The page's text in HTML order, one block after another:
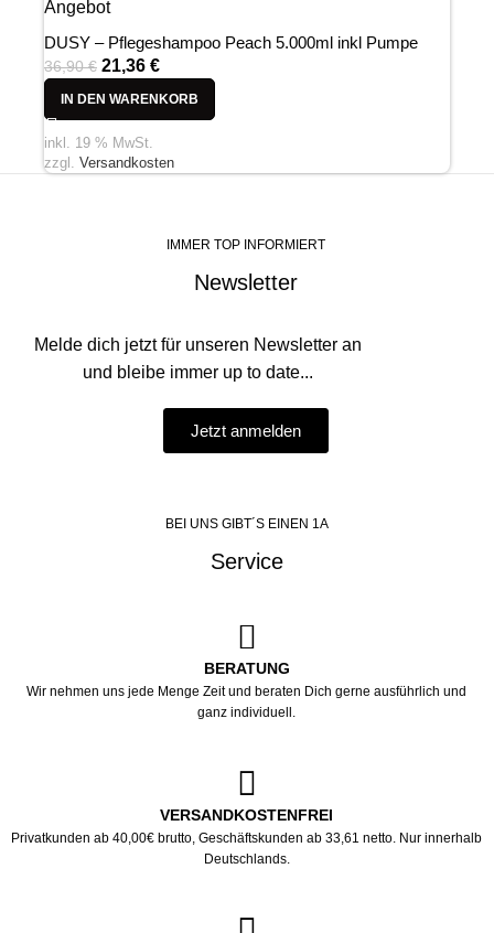
Angebot
DUSY – Pflegeshampoo Peach 5.000ml inkl Pumpe
36,90€ 21,36 €
IN DEN WARENKORB
inkl. 19 % MwSt.
zzgl. Versandkosten
IMMER TOP INFORMIERT
Newsletter
Melde dich jetzt für unseren Newsletter an
und bleibe immer up to date...
Jetzt anmelden
BEI UNS GIBT´S EINEN 1A
Service
BERATUNG
Wir nehmen uns jede Menge Zeit und beraten Dich gerne ausführlich und
ganz individuell.
VERSANDKOSTENFREI
Privatkunden ab 40,00€ brutto, Geschäftskunden ab 33,61 netto. Nur innerhalb
Deutschlands.